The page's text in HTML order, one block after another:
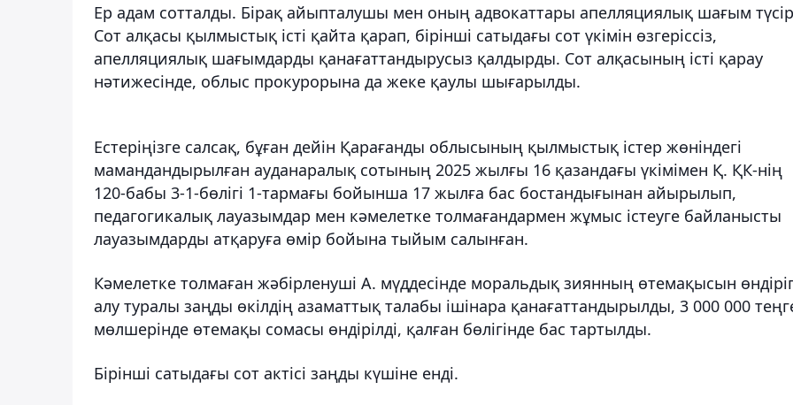
Ер адам сотталды. Бірақ айыпталушы мен оның адвокаттары апелляциялық шағым
Сот алқасы қылмыстық істі қайта қарап, бірінші сатыдағы сот үкімін өзгеріссіз,
апелляциялық шағымдарды қанағаттандырусыз қалдырды. Сот алқасының істі қарау
нәтижесінде, облыс прокурорына да жеке қаулы шығарылды.
Естеріңізге салсақ, бұған дейін Қарағанды облысының қылмыстық істер жөніндегі
мамандандырылған ауданаралық сотының 2025 жылғы 16 қазандағы үкімімен Қ. ҚК-нің
120-бабы 3-1-бөлігі 1-тармағы бойынша 17 жылға бас бостандығынан айырылып,
педагогикалық лауазымдар мен кәмелетке толмағандармен жұмыс істеуге байланысты
лауазымдарды атқаруға өмір бойына тыйым салынған.
Кәмелетке толмаған жәбірленуші А. мүддесінде моральдық зиянның өтемақысын
алу туралы заңды өкілдің азаматтық талабы ішінара қанағаттандырылды, 3 000 000
мөлшерінде өтемақы сомасы өндірілді, қалған бөлігінде бас тартылды.
Бірінші сатыдағы сот актісі заңды күшіне енді.